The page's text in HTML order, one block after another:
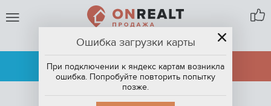
ЗЕЛЕНОГРАД
АРЕНДА
ПРОДАЖА
Ошибка загрузки карты
При подключении к яндекс картам возникла
ошибка. Попробуйте повторить попытку
позже.